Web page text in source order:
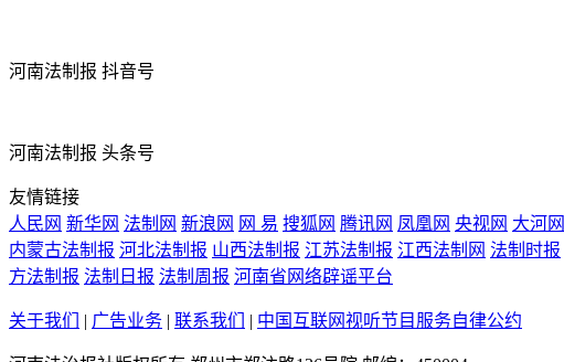
河南法制报 抖音号
河南法制报 头条号
友情链接
人民网 新华网 法制网 新浪网 网 易 搜狐网 腾讯网 凤凰网 央视网 大河网
内蒙古法制报 河北法制报 山西法制报 江苏法制报 江西法制网 法制时报
方法制报 法制日报 法制周报 河南省网络辟谣平台
关于我们 | 广告业务 | 联系我们 | 中国互联网视听节目服务自律公约